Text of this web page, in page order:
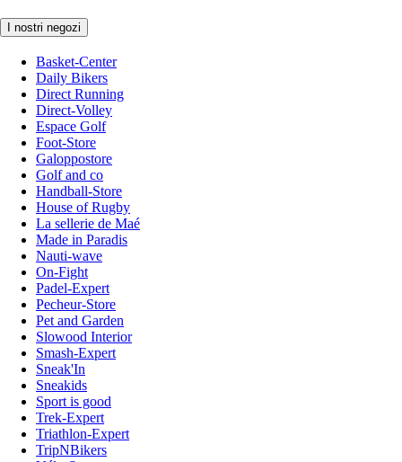
I nostri negozi
Basket-Center
Daily Bikers
Direct Running
Direct-Volley
Espace Golf
Foot-Store
Galoppostore
Golf and co
Handball-Store
House of Rugby
La sellerie de Maé
Made in Paradis
Nauti-wave
On-Fight
Padel-Expert
Pecheur-Store
Pet and Garden
Slowood Interior
Smash-Expert
Sneak'In
Sneakids
Sport is good
Trek-Expert
Triathlon-Expert
TripNBikers